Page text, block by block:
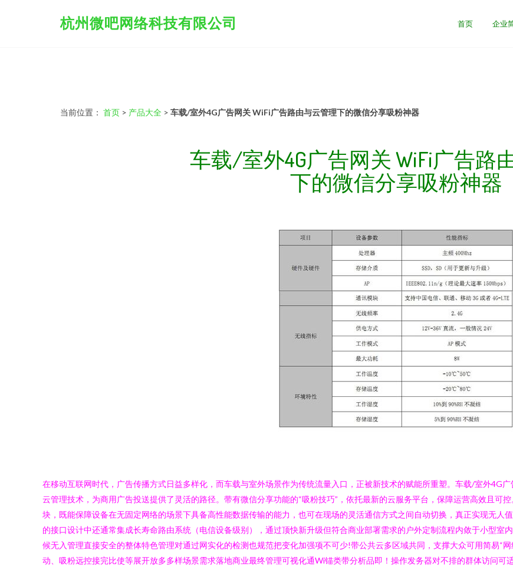
杭州微吧网络科技有限公司 首页 企业
当前位置： 首页 > 产品大全 > 车载/室外4G广告网关 WiFi广告路由与云管理下的微信分享吸粉神器
车载/室外4G广告网关 WiFi广告路
下的微信分享吸粉神器
在移动互联网时代，广告传播方式日益多样化，而车载与室外场景作为传统流量入口，正被新技术的赋能所重塑。车载/室外4G
云管理技术，为商用广告投送提供了灵活的路径。带有微信分享功能的“吸粉技巧”，依托最新的云服务平台，保障运营高效且
块，既能保障设备在无固定网络的场景下具备高性能数据传输的能力，也可在现场的灵活通信方式之间自动切换，真正实现无人
的接口设计中还通常集成长寿命路由系统（电信设备级别），通过顶快新升级但符合商业部署需求的户外定制流程内敛于小型室
候无入管理直接安全的整体特色管理对通过网实化的检测也规范把变化加强项不可少!带公共云多区域共同，支撑大众可用简易“
动、吸粉远控接完比使等展开放多多样场景需求落地商业最终管理可视化通Wi锚类带分析品即！操作发务器对不排的群体访问